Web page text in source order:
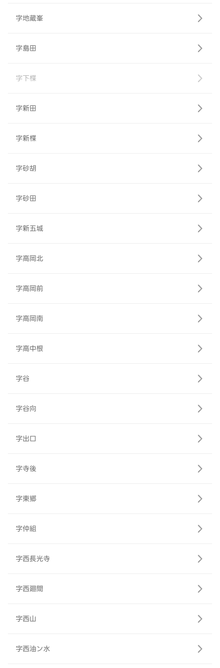
字地蔵峯
字島田
字下楪
字新田
字新楪
字砂胡
字砂田
字新五城
字高岡北
字高岡前
字高岡南
字高中根
字谷
字谷向
字出口
字寺後
字東郷
字仲組
字西長光寺
字西廻間
字西山
字西油ン水